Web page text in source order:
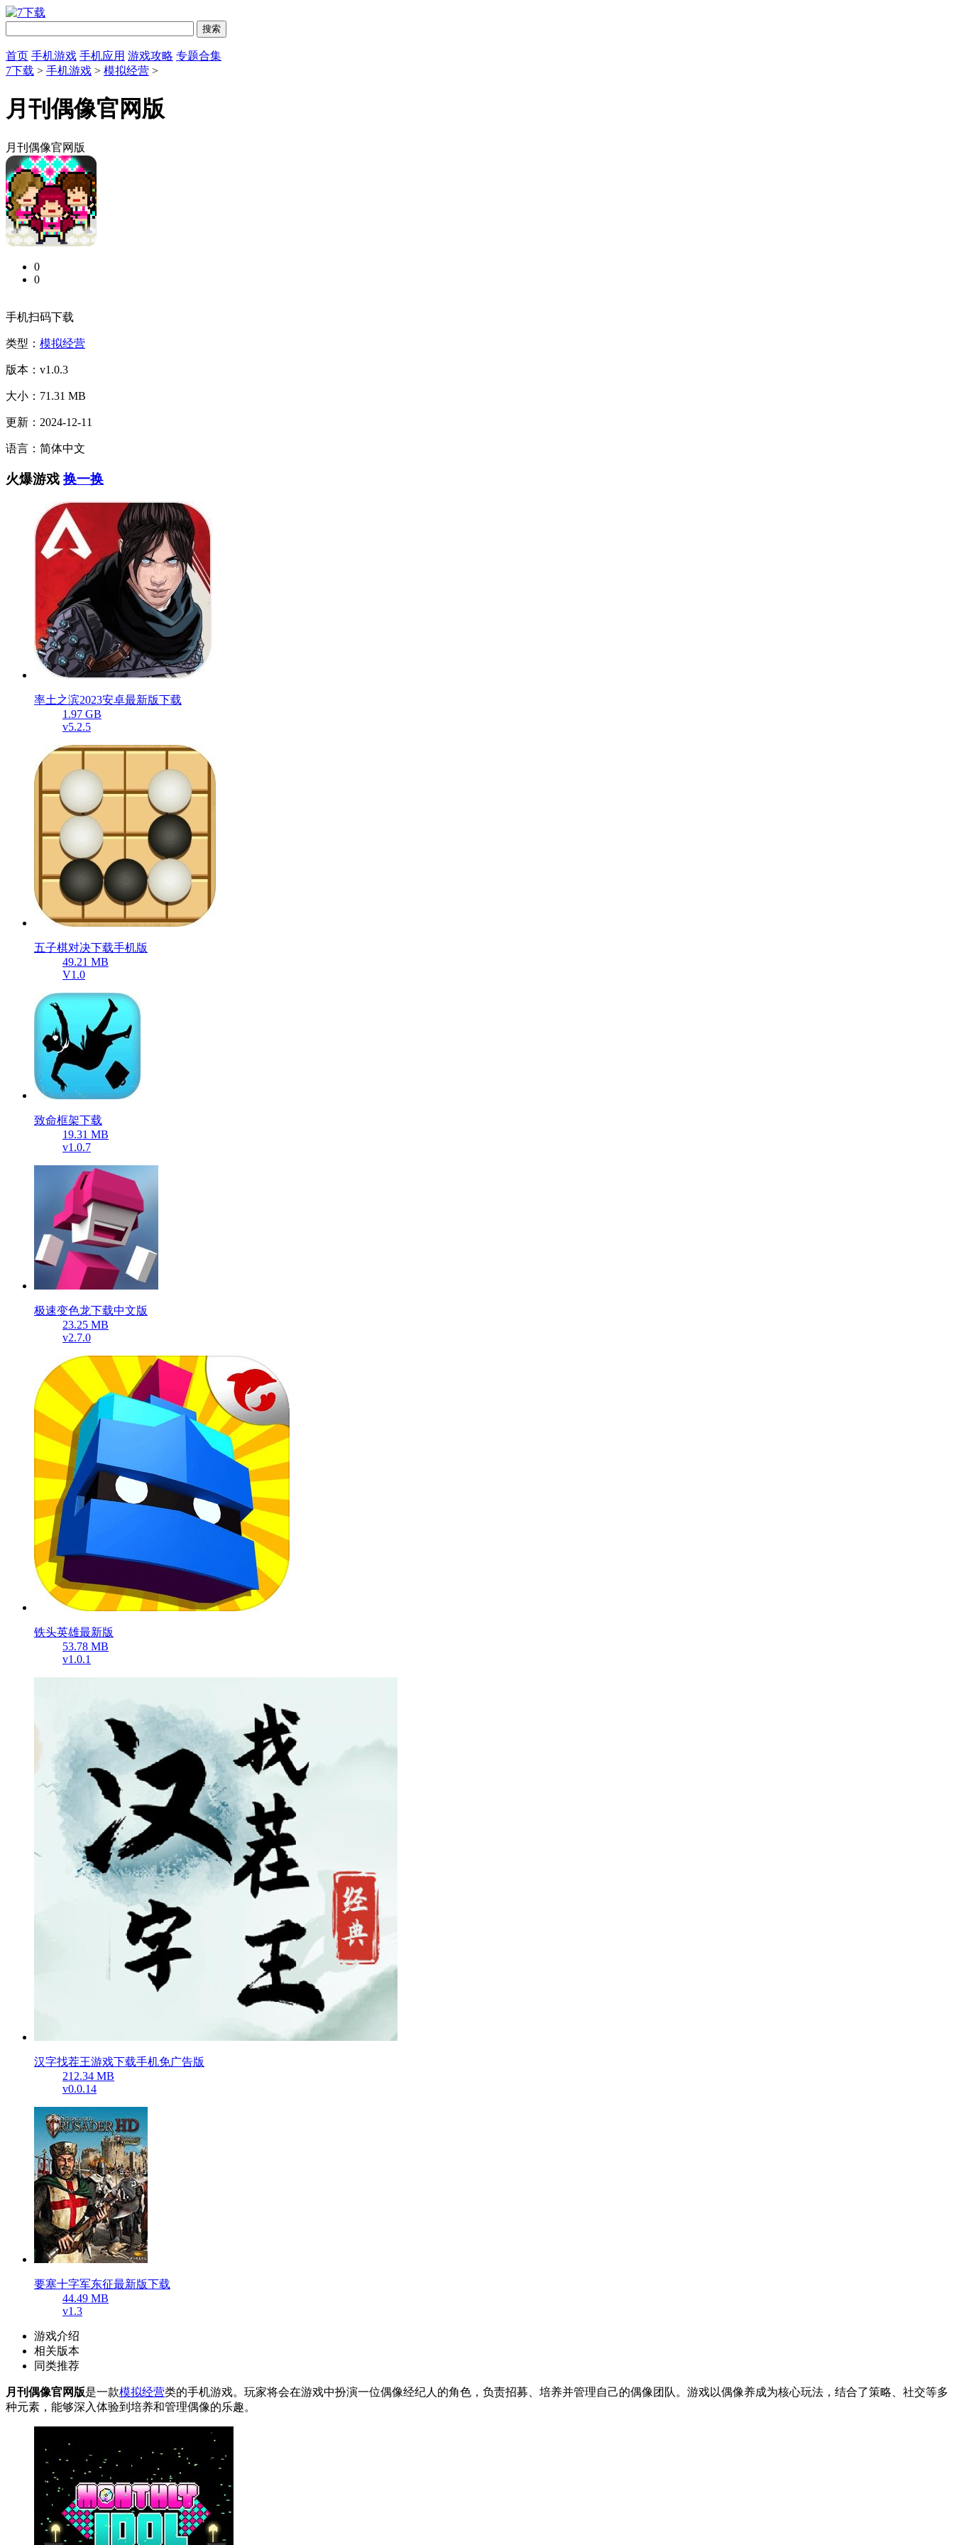
首页 手机游戏 手机应用 游戏攻略 专题合集
7下载 > 手机游戏 > 模拟经营 >
月刊偶像官网版
月刊偶像官网版
0
0
手机扫码下载
类型： 模拟经营
版本：v1.0.3
大小：71.31 MB
更新：2024-12-11
语言：简体中文
火爆游戏 换一换
率土之滨2023安卓最新版下载
1.97 GB
v5.2.5
五子棋对决下载手机版
49.21 MB
V1.0
致命框架下载
19.31 MB
v1.0.7
极速变色龙下载中文版
23.25 MB
v2.7.0
铁头英雄最新版
53.78 MB
v1.0.1
汉字找茬王游戏下载手机免广告版
212.34 MB
v0.0.14
要塞十字军东征最新版下载
44.49 MB
v1.3
游戏介绍
相关版本
同类推荐
月刊偶像官网版是一款模拟经营类的手机游戏。玩家将会在游戏中扮演一位偶像经纪人的角色，负责招募、培养并管理自己的偶像团队。游戏以偶像养成为核心玩法，结合了策略、社交等多
种元素，能够深入体验到培养和管理偶像的乐趣。